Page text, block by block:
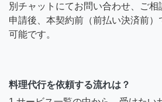
別チャットにてお問い合わせ、ご
申請後、本契約前（前払い決済前
可能です。
料理代行を依頼する流れは？